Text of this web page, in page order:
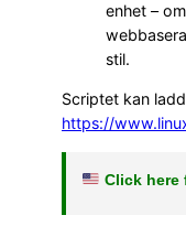
enhet –
stil.
Scriptet kan
https://
Click here